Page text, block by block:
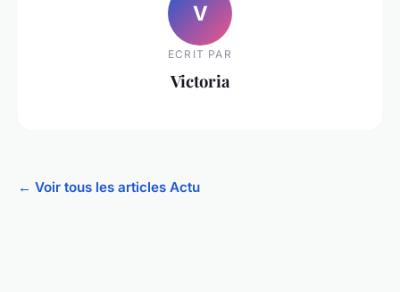
V
ECRIT PAR
Victoria
← Voir tous les articles Actu